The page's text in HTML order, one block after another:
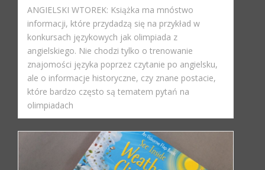
ANGIELSKI WTOREK: Książka ma mnóstwo
informacji, które przydadzą się na przykład w
konkursach językowych jak olimpiada z
angielskiego. Nie chodzi tylko o trenowanie
znajomości języka poprzez czytanie po angielsku,
ale o informacje historyczne, czy znane postacie,
które bardzo często są tematem pytań na
olimpiadach